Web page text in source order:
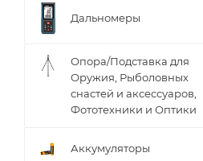
Дальномеры
Опора/Подставка для
Оружия, Рыболовных
снастей и аксессуаров,
Фототехники и Оптики
Аккумуляторы